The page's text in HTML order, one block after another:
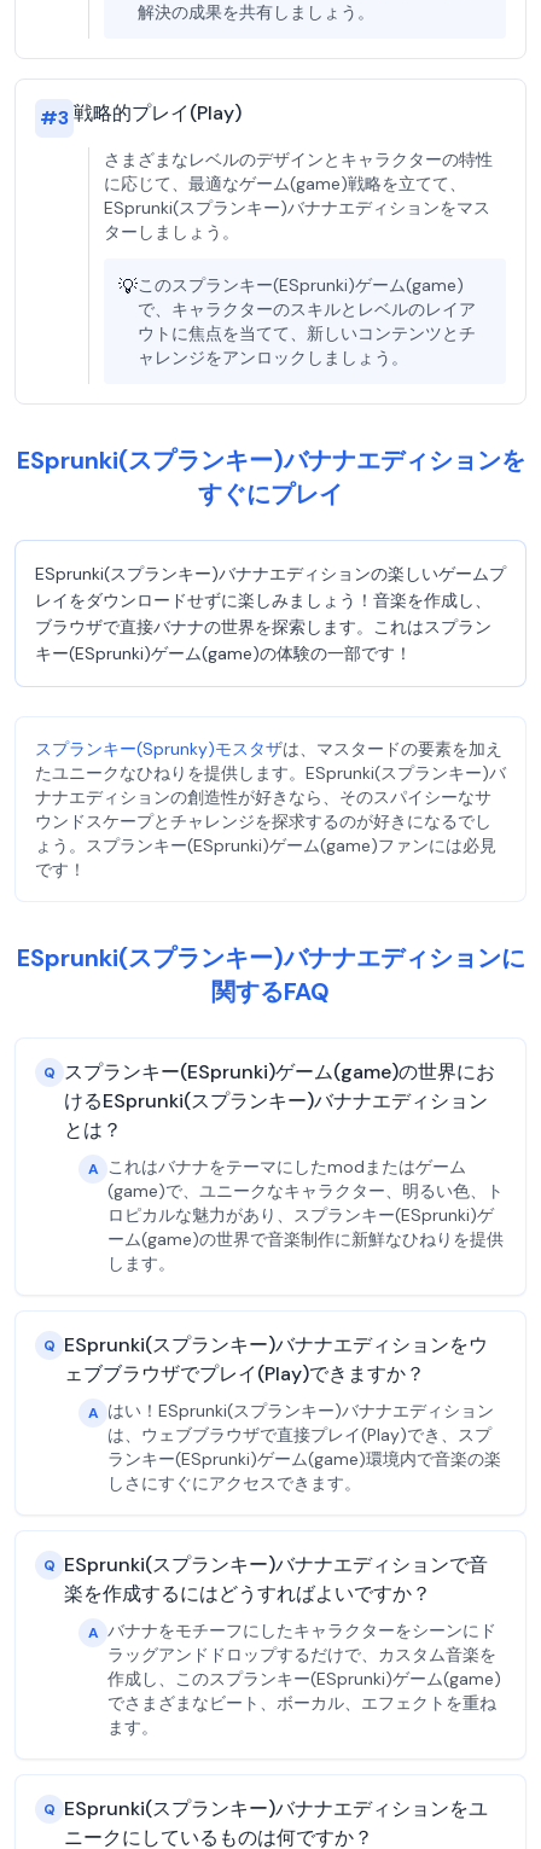
解決の成果を共有しましょう。
#3戦略的プレイ(Play)
さまざまなレベルのデザインとキャラクターの特性
に応じて、最適なゲーム(game)戦略を立てて、
ESprunki(スプランキー)バナナエディションをマス
ターしましょう。
💡このスプランキー(ESprunki)ゲーム(game)
で、キャラクターのスキルとレベルのレイア
ウトに焦点を当てて、新しいコンテンツとチ
ャレンジをアンロックしましょう。
ESprunki(スプランキー)バナナエディションを
すぐにプレイ
ESprunki(スプランキー)バナナエディションの楽しいゲームプ
レイをダウンロードせずに楽しみましょう！音楽を作成し、
ブラウザで直接バナナの世界を探索します。これはスプラン
キー(ESprunki)ゲーム(game)の体験の一部です！
スプランキー(Sprunky)モスタザは、マスタードの要素を加え
たユニークなひねりを提供します。ESprunki(スプランキー)バ
ナナエディションの創造性が好きなら、そのスパイシーなサ
ウンドスケープとチャレンジを探求するのが好きになるでし
ょう。スプランキー(ESprunki)ゲーム(game)ファンには必見
です！
ESprunki(スプランキー)バナナエディションに
関するFAQ
Q スプランキー(ESprunki)ゲーム(game)の世界にお
けるESprunki(スプランキー)バナナエディション
とは？
A これはバナナをテーマにしたmodまたはゲーム
(game)で、ユニークなキャラクター、明るい色、ト
ロピカルな魅力があり、スプランキー(ESprunki)ゲ
ーム(game)の世界で音楽制作に新鮮なひねりを提供
します。
Q ESprunki(スプランキー)バナナエディションをウ
ェブブラウザでプレイ(Play)できますか？
A はい！ESprunki(スプランキー)バナナエディション
は、ウェブブラウザで直接プレイ(Play)でき、スプ
ランキー(ESprunki)ゲーム(game)環境内で音楽の楽
しさにすぐにアクセスできます。
Q ESprunki(スプランキー)バナナエディションで音
楽を作成するにはどうすればよいですか？
A バナナをモチーフにしたキャラクターをシーンにド
ラッグアンドドロップするだけで、カスタム音楽を
作成し、このスプランキー(ESprunki)ゲーム(game)
でさまざまなビート、ボーカル、エフェクトを重ね
ます。
Q ESprunki(スプランキー)バナナエディションをユ
ニークにしているものは何ですか？